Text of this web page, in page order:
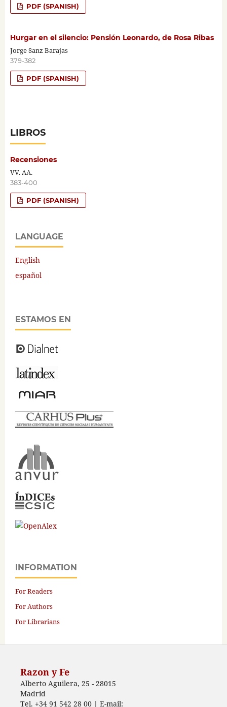
PDF (SPANISH)
Hurgar en el silencio: Pensión Leonardo, de Rosa Ribas
Jorge Sanz Barajas
379-382
PDF (SPANISH)
LIBROS
Recensiones
VV. AA.
383-400
PDF (SPANISH)
LANGUAGE
English
español
ESTAMOS EN
INFORMATION
For Readers
For Authors
For Librarians
Razon y Fe
Alberto Aguilera, 25 - 28015
Madrid
Tel. +34 91 542 28 00 | E-mail: